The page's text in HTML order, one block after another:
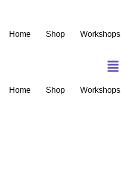
Home Shop Workshops
Home Shop Workshops